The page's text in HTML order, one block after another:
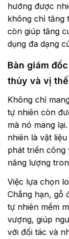
hướng được
không chỉ tăng
còn giúp tăng
dụng đa dạng
Bàn giám
thủy và vị
Không chỉ
tự nhiên còn
mà nó mang
nhiên là vật
phát triển công
năng lượng
Việc lựa chọn
Chẳng hạn, gỗ
tự nhiên mềm
vượng, giúp
với đối tác và